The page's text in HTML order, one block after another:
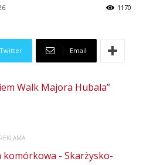
1170
Twitter Email
REKLAMA